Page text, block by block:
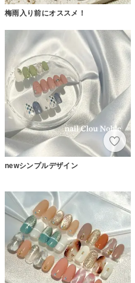
梅雨入り前にオススメ！
newシンプルデザイン